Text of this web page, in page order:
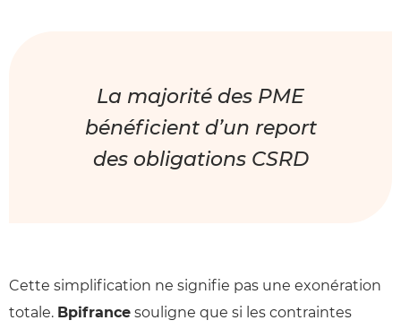
La majorité des PME
bénéficient d’un report
des obligations CSRD
Cette simplification ne signifie pas une exonération
totale. Bpifrance souligne que si les contraintes